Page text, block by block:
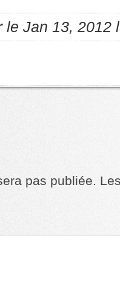
le Jan 13, 2012
pas publiée.